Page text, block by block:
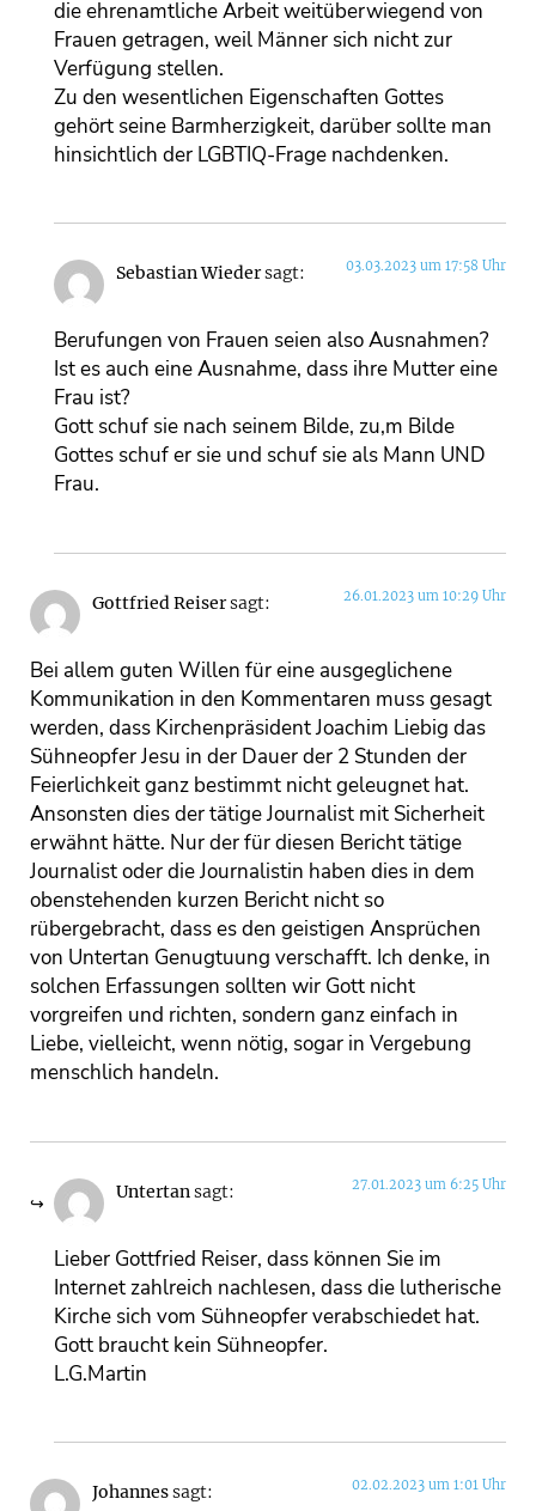
die ehrenamtliche Arbeit weitüberwiegend von
Frauen getragen, weil Männer sich nicht zur
Verfügung stellen.
Zu den wesentlichen Eigenschaften Gottes
gehört seine Barmherzigkeit, darüber sollte man
hinsichtlich der LGBTIQ-Frage nachdenken.
Sebastian Wiedersagt: 03.03.2023 um 17:58 Uhr
Berufungen von Frauen seien also Ausnahmen?
Ist es auch eine Ausnahme, dass ihre Mutter eine
Frau ist?
Gott schuf sie nach seinem Bilde, zu,m Bilde
Gottes schuf er sie und schuf sie als Mann UND
Frau.
Gottfried Reisersagt: 26.01.2023 um 10:29 Uhr
Bei allem guten Willen für eine ausgeglichene
Kommunikation in den Kommentaren muss gesagt
werden, dass Kirchenpräsident Joachim Liebig das
Sühneopfer Jesu in der Dauer der 2 Stunden der
Feierlichkeit ganz bestimmt nicht geleugnet hat.
Ansonsten dies der tätige Journalist mit Sicherheit
erwähnt hätte. Nur der für diesen Bericht tätige
Journalist oder die Journalistin haben dies in dem
obenstehenden kurzen Bericht nicht so
rübergebracht, dass es den geistigen Ansprüchen
von Untertan Genugtuung verschafft. Ich denke, in
solchen Erfassungen sollten wir Gott nicht
vorgreifen und richten, sondern ganz einfach in
Liebe, vielleicht, wenn nötig, sogar in Vergebung
menschlich handeln.
Untertansagt: 27.01.2023 um 6:25 Uhr
Lieber Gottfried Reiser, dass können Sie im
Internet zahlreich nachlesen, dass die lutherische
Kirche sich vom Sühneopfer verabschiedet hat.
Gott braucht kein Sühneopfer.
L.G.Martin
Johannessagt: 02.02.2023 um 1:01 Uhr